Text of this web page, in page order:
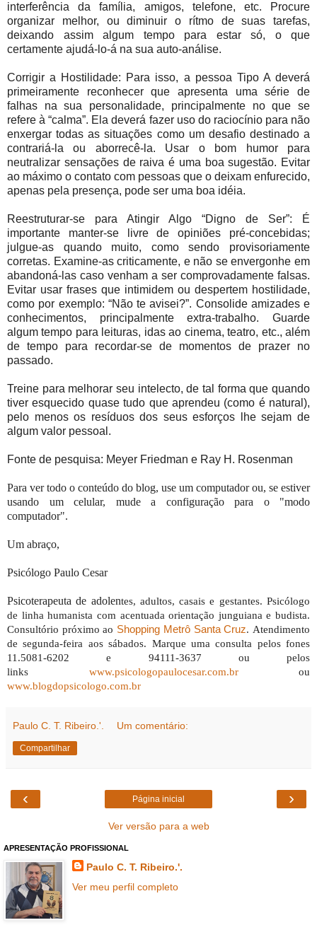
interferência da família, amigos, telefone, etc. Procure
organizar melhor, ou diminuir o rítmo de suas tarefas,
deixando assim algum tempo para estar só, o que
certamente ajudá-lo-á na sua auto-análise.
Corrigir a Hostilidade: Para isso, a pessoa Tipo A deverá
primeiramente reconhecer que apresenta uma série de
falhas na sua personalidade, principalmente no que se
refere à “calma”. Ela deverá fazer uso do raciocínio para não
enxergar todas as situações como um desafio destinado a
contrariá-la ou aborrecê-la. Usar o bom humor para
neutralizar sensações de raiva é uma boa sugestão. Evitar
ao máximo o contato com pessoas que o deixam enfurecido,
apenas pela presença, pode ser uma boa idéia.
Reestruturar-se para Atingir Algo “Digno de Ser”: É
importante manter-se livre de opiniões pré-concebidas;
julgue-as quando muito, como sendo provisoriamente
corretas. Examine-as criticamente, e não se envergonhe em
abandoná-las caso venham a ser comprovadamente falsas.
Evitar usar frases que intimidem ou despertem hostilidade,
como por exemplo: “Não te avisei?”. Consolide amizades e
conhecimentos, principalmente extra-trabalho. Guarde
algum tempo para leituras, idas ao cinema, teatro, etc., além
de tempo para recordar-se de momentos de prazer no
passado.
Treine para melhorar seu intelecto, de tal forma que quando
tiver esquecido quase tudo que aprendeu (como é natural),
pelo menos os resíduos dos seus esforços lhe sejam de
algum valor pessoal.
Fonte de pesquisa: Meyer Friedman e Ray H. Rosenman
Para ver todo o conteúdo do blog, use um computador ou, se estiver
usando um celular, mude a configuração para o "modo
computador".
Um abraço,
Psicólogo Paulo Cesar
Psicoterapeuta de adolentes, adultos, casais e gestantes. Psicólogo
de linha humanista com acentuada orientação junguiana e budista.
Consultório próximo ao Shopping Metrô Santa Cruz. Atendimento
de segunda-feira aos sábados. Marque uma consulta pelos fones
11.5081-6202 e 94111-3637 ou pelos
links www.psicologopaulocesar.com.brou
www.blogdopsicologo.com.br
Paulo C. T. Ribeiro.'. Um comentário:
Compartilhar
‹ ›
Página inicial
Ver versão para a web
APRESENTAÇÃO PROFISSIONAL
Paulo C. T. Ribeiro.'.
Ver meu perfil completo